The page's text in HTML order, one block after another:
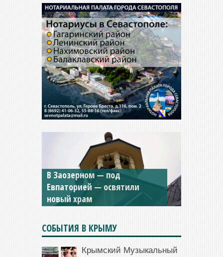
В Заозерном — под
Евпаторией — освятили
новый храм
Мужской монастырь Косьмы
и Дамиана в Крыму вновь
открыт для посещения
СОБЫТИЯ В КРЫМУ
Крымский Музыкальный